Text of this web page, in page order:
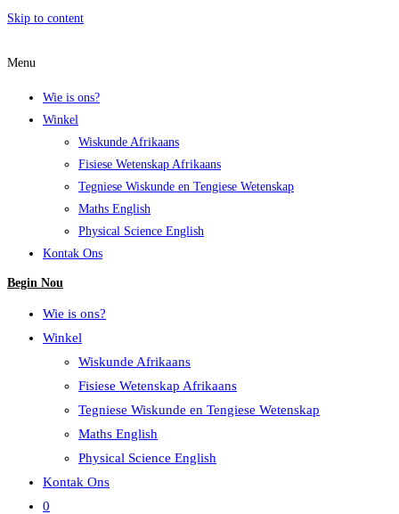
Skip to content
Menu
Wie is ons?
Winkel
Wiskunde Afrikaans
Fisiese Wetenskap Afrikaans
Tegniese Wiskunde en Tengiese Wetenskap
Maths English
Physical Science English
Kontak Ons
Begin Nou
Wie is ons?
Winkel
Wiskunde Afrikaans
Fisiese Wetenskap Afrikaans
Tegniese Wiskunde en Tengiese Wetenskap
Maths English
Physical Science English
Kontak Ons
0